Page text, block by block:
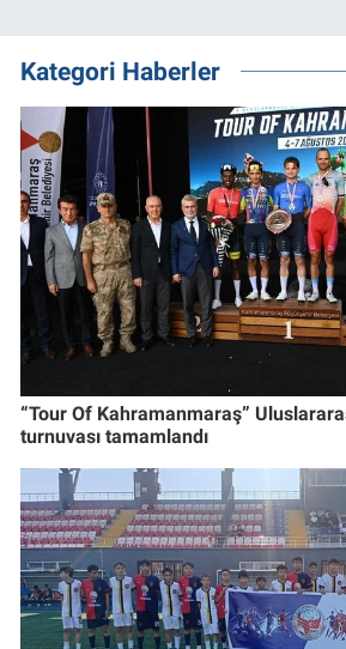
Kategori Haberler
“Tour Of Kahramanmaraş”
turnuvası tamamlandı